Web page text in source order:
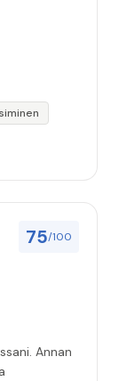
75/100
Annan